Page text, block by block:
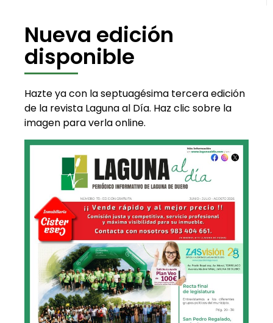
Nueva edición
disponible
Hazte ya con la septuagésima tercera edición
de la revista Laguna al Día. Haz clic sobre la
imagen para verla online.